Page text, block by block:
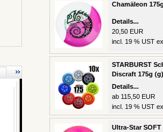
Chamäleon
Details...
20,50 EUR
incl. 19 % UST
STARBURST
Discraft 175g (g)
Details...
ab 115,50 EUR
incl. 19 % UST
Ultra-Star